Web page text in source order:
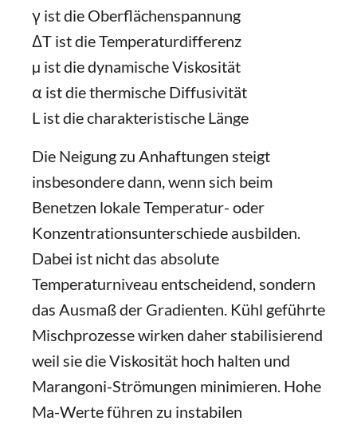
γ ist die Oberflächenspannung
ΔT ist die Temperaturdifferenz
µ ist die dynamische Viskosität
α ist die thermische Diffusivität
L ist die charakteristische Länge
Die Neigung zu Anhaftungen steigt
insbesondere dann, wenn sich beim
Benetzen lokale Temperatur- oder
Konzentrationsunterschiede ausbilden.
Dabei ist nicht das absolute
Temperaturniveau entscheidend, sondern
das Ausmaß der Gradienten. Kühl geführte
Mischprozesse wirken daher stabilisierend
weil sie die Viskosität hoch halten und
Marangoni-Strömungen minimieren. Hohe
Ma-Werte führen zu instabilen